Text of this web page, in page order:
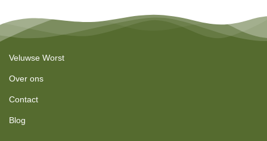
Veluwse Worst
Over ons
Contact
Blog